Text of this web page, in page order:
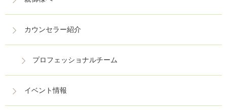
カウンセラー紹介
プロフェッショナルチーム
イベント情報